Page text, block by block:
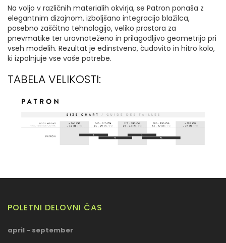
Na voljo v različnih materialih okvirja, se Patron ponaša z
elegantnim dizajnom, izboljšano integracijo blažilca,
posebno zaščitno tehnologijo, veliko prostora za
pnevmatike ter uravnoteženo in prilagodljivo geometrijo pri
vseh modelih. Rezultat je edinstveno, čudovito in hitro kolo,
ki izpolnjuje vse vaše potrebe.
TABELA VELIKOSTI:
POLETNI DELOVNI ČAS
april - september